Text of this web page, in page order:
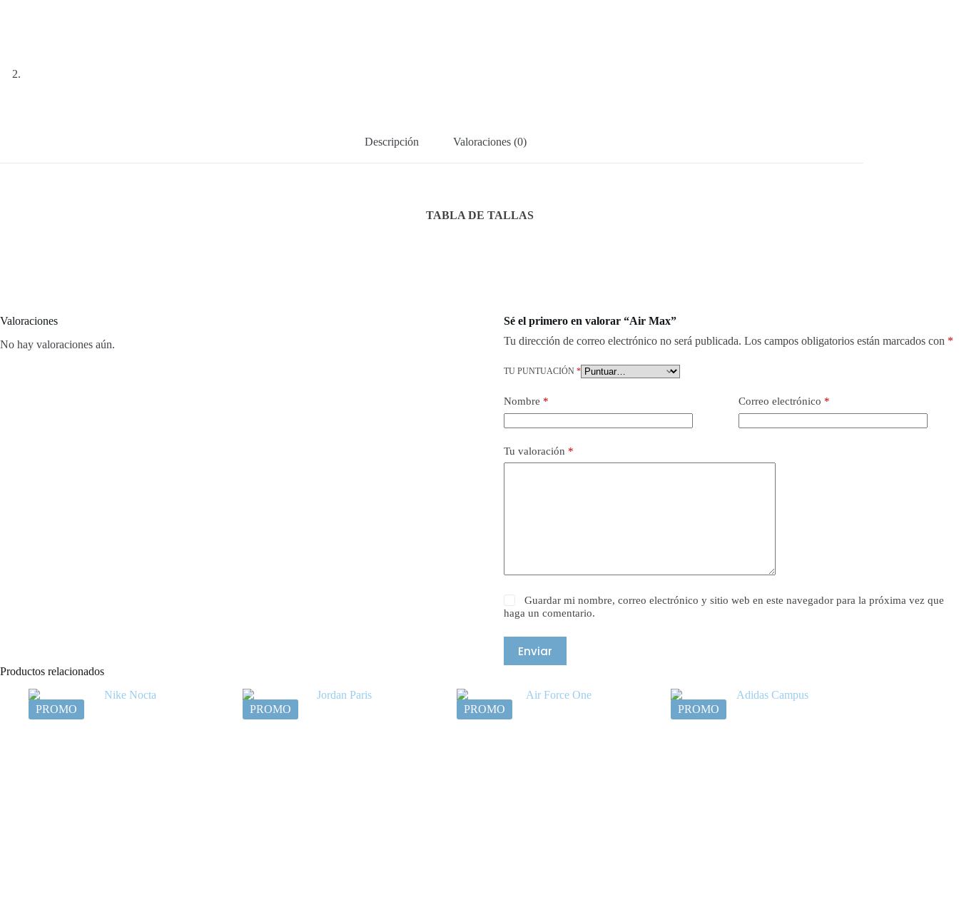
Descripción Valoraciones (0)
TABLA DE TALLAS
Valoraciones
No hay valoraciones aún.
Sé el primero en valorar “Air Max”
Tu dirección de correo electrónico no será publicada. Los campos obligatorios están marcados con *
TU PUNTUACIÓN *
Nombre * Correo electrónico *
Tu valoración *
Guardar mi nombre, correo electrónico y sitio web en este navegador para la próxima vez que
haga un comentario.
Enviar
Productos relacionados
PROMO PROMO PROMO PROMO